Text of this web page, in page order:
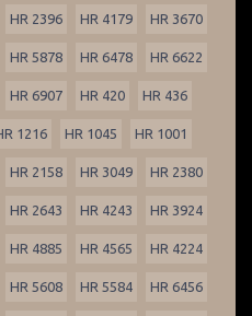
HR 2396 HR 4179 HR 3670
HR 5878 HR 6478 HR 6622
HR 6907 HR 420 HR 436
1216 HR 1045 HR 1001
HR 2158 HR 3049 HR 2380
HR 2643 HR 4243 HR 3924
HR 4885 HR 4565 HR 4224
HR 5608 HR 5584 HR 6456